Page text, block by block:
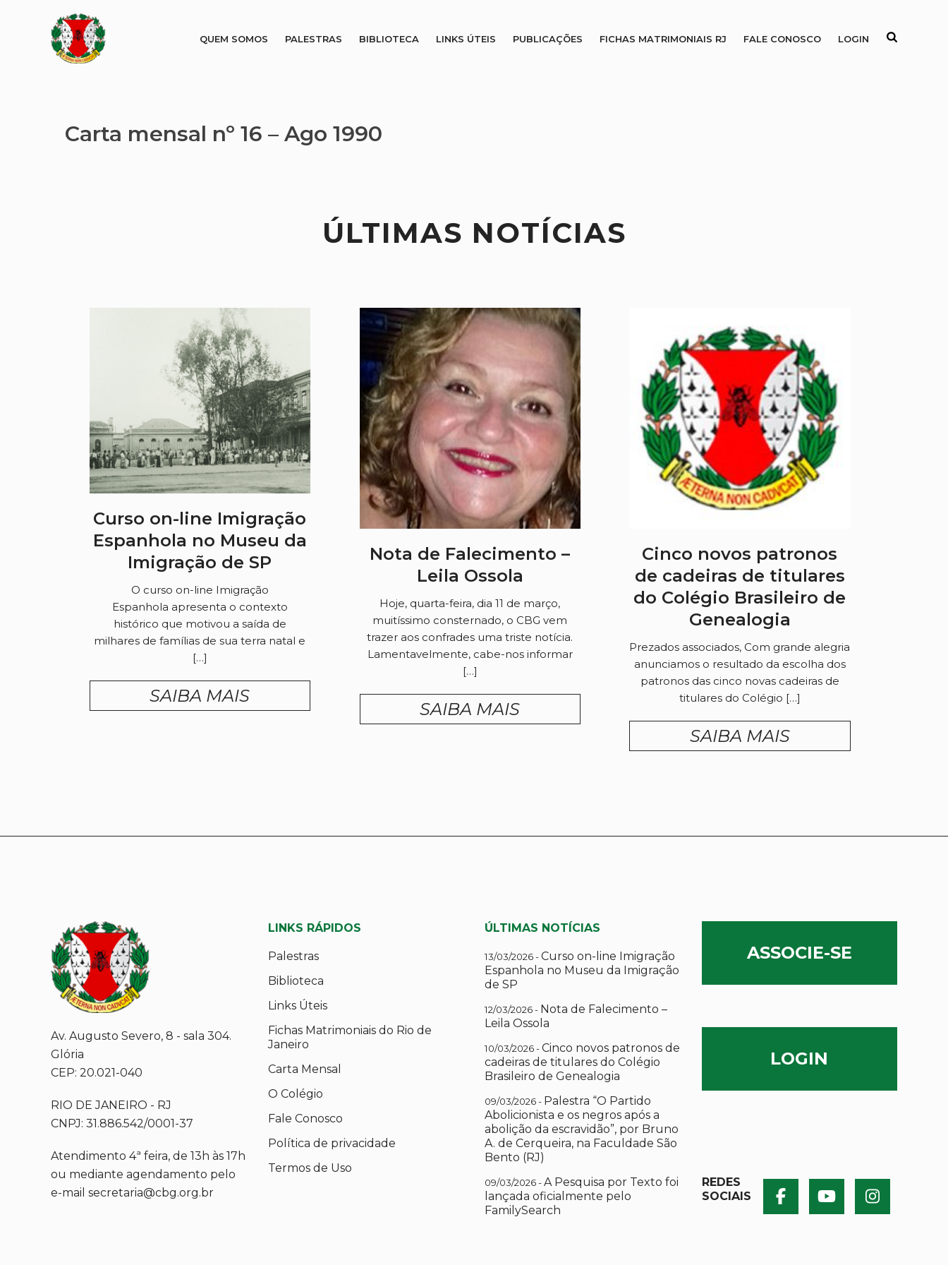
QUEM SOMOS PALESTRAS BIBLIOTECA LINKS ÚTEIS PUBLICAÇÕES FICHAS MATRIMONIAIS RJ FALE CONOSCO LOGIN
Carta mensal nº 16 – Ago 1990
ÚLTIMAS NOTÍCIAS
Curso on-line Imigração
Espanhola no Museu da
Imigração de SP
O curso on-line Imigração
Espanhola apresenta o contexto
histórico que motivou a saída de
milhares de famílias de sua terra natal e
[…]
SAIBA MAIS
Nota de Falecimento –
Leila Ossola
Hoje, quarta-feira, dia 11 de março,
muitíssimo consternado, o CBG vem
trazer aos confrades uma triste notícia.
Lamentavelmente, cabe-nos informar
[…]
SAIBA MAIS
Cinco novos patronos
de cadeiras de titulares
do Colégio Brasileiro de
Genealogia
Prezados associados, Com grande alegria
anunciamos o resultado da escolha dos
patronos das cinco novas cadeiras de
titulares do Colégio […]
SAIBA MAIS
Av. Augusto Severo, 8 - sala 304.
Glória
CEP: 20.021-040
RIO DE JANEIRO - RJ
CNPJ: 31.886.542/0001-37
Atendimento 4ª feira, de 13h às 17h
ou mediante agendamento pelo
e-mail secretaria@cbg.org.br
LINKS RÁPIDOS
Palestras
Biblioteca
Links Úteis
Fichas Matrimoniais do Rio de
Janeiro
Carta Mensal
O Colégio
Fale Conosco
Política de privacidade
Termos de Uso
ÚLTIMAS NOTÍCIAS
13/03/2026 -Curso on-line Imigração
Espanhola no Museu da Imigração
de SP
12/03/2026 - Nota de Falecimento –
Leila Ossola
10/03/2026 -Cinco novos patronos de
cadeiras de titulares do Colégio
Brasileiro de Genealogia
09/03/2026 - Palestra “O Partido
Abolicionista e os negros após a
abolição da escravidão”, por Bruno
A. de Cerqueira, na Faculdade São
Bento (RJ)
09/03/2026 -A Pesquisa por Texto foi
lançada oficialmente pelo
FamilySearch
ASSOCIE-SE
LOGIN
REDES
SOCIAIS